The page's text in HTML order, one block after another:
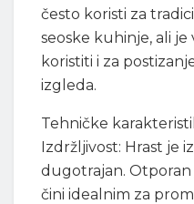
često koristi za
seoske kuhinje, ali je
koristiti i za
izgleda.
Tehničke
Izdržljivost: Hrast je
dugotrajan. Otporan
čini idealnim za